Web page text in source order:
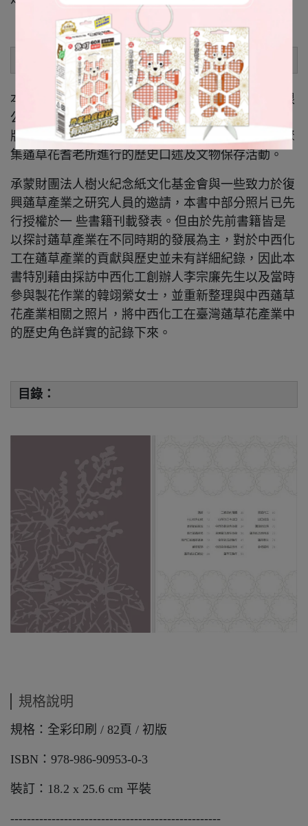
內容簡介：
本書所使⽤之照⽚與圖⽂皆為中西化學工業股份有限
公司所有，其於民國七十年之後陸續整理並規劃出
版，自民國九十一年起參與由關帝廟文化基⾦金會聚
集蓪草花耆老所進行的歷史口述及文物保存活動。
承蒙財團法人樹火紀念紙文化基金會與一些致力於復
興蓪草產業之研究人員的邀請，本書中部分照片已先
行授權於一 些書籍刊載發表。但由於先前書籍皆是
以探討蓪草產業在不同時期的發展為主，對於中西化
工在蓪草產業的貢獻與歷史並未有詳細紀錄，因此本
書特別藉由採訪中西化工創辦人李宗廉先生以及當時
參與製花作業的韓翊縈女士，並重新整理與中西蓪草
花產業相關之照片，將中西化工在臺灣蓪草花產業中
的歷史角色詳實的記錄下來。
目錄：
規格說明
規格：全彩印刷 / 82頁 / 初版
ISBN：978-986-90953-0-3
裝訂：18.2 x 25.6 cm 平裝
---------------------------------------------------